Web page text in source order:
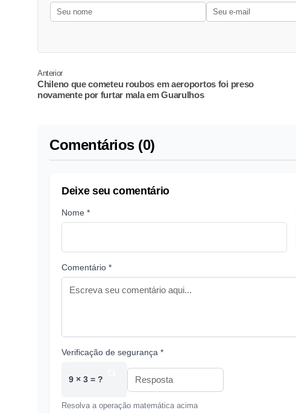
Anterior
Chileno que cometeu roubos em aeroportos foi preso
novamente por furtar mala em Guarulhos
Comentários (0)
Deixe seu comentário
Nome *
Comentário *
Verificação de segurança *
9 × 3 = ?
Resolva a operação matemática acima